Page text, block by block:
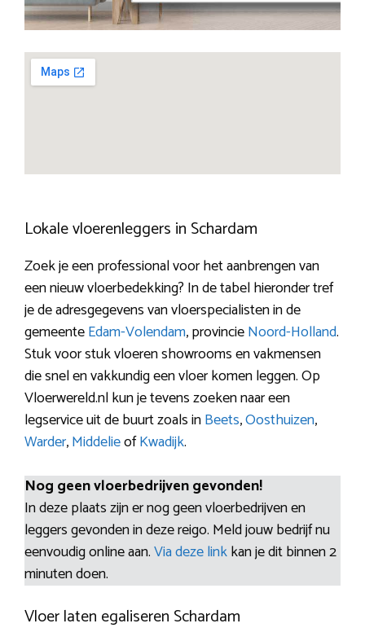
Lokale vloerenleggers in Schardam
Zoek je een professional voor het aanbrengen van
een nieuw vloerbedekking? In de tabel hieronder tref
je de adresgegevens van vloerspecialisten in de
gemeenteEdam-Volendam, provincieNoord-Holland.
Stuk voor stuk vloeren showrooms en vakmensen
die snel en vakkundig een vloer komen leggen. Op
Vloerwereld.nl kun je tevens zoeken naar een
legservice uit de buurt zoals inBeets,Oosthuizen,
Warder,MiddelieofKwadijk.
Nog geen vloerbedrijven gevonden!
In deze plaats zijn er nog geen vloerbedrijven en
leggers gevonden in deze reigo. Meld jouw bedrijf nu
eenvoudig online aan.Via deze linkkan je dit binnen 2
minuten doen.
Vloer laten egaliseren Schardam